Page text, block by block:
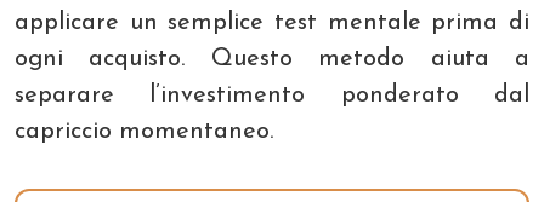
applicare un semplice test mentale prima di
ogni acquisto. Questo metodo aiuta a
separare l’investimento ponderato dal
capriccio momentaneo.